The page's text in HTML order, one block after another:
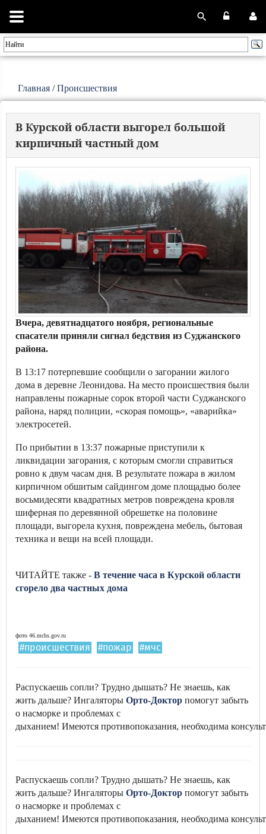
Главная /Происшествия
В Курской области выгорел большой
кирпичный частный дом
Вчера, девятнадцатого ноября, региональные
спасатели приняли сигнал бедствия из Суджанского
района.
В 13:17 потерпевшие сообщили о загорании жилого
дома в деревне Леонидова. На место происшествия были
направлены пожарные сорок второй части Суджанского
района, наряд полиции, «скорая помощь», «аварийка»
электросетей.
По прибытии в 13:37 пожарные приступили к
ликвидации загорания, с которым смогли справиться
ровно к двум часам дня. В результате пожара в жилом
кирпичном обшитым сайдингом доме площадью более
восьмидесяти квадратных метров повреждена кровля
шиферная по деревянной обрешетке на половине
площади, выгорела кухня, повреждена мебель, бытовая
техника и вещи на всей площади.
ЧИТАЙТЕ также - В течение часа в Курской области
сгорело два частных дома
фото 46.mchs.gov.ru
#происшествия #пожар #мчс
Распускаешь сопли? Трудно дышать? Не знаешь, как
жить дальше? Ингаляторы Орто-Доктор помогут забыть
о насморке и проблемах с
дыханием! Имеются противопоказания, необходима
Распускаешь сопли? Трудно дышать? Не знаешь, как
жить дальше? Ингаляторы Орто-Доктор помогут забыть
о насморке и проблемах с
дыханием! Имеются противопоказания, необходима